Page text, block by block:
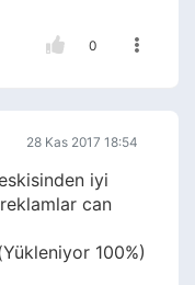
0
28 Kas 2017 18:54
iyi
can
100%)